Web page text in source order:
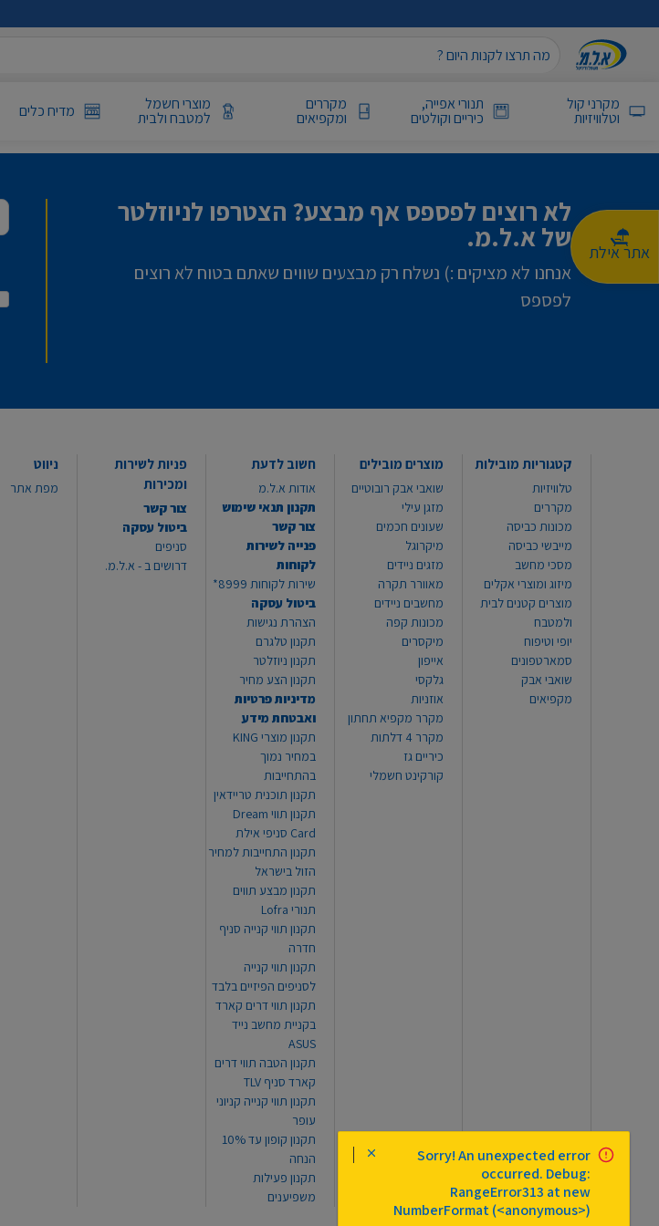
אתר אילת
מקרני קול
וטלוויזיות
תנורי אפייה,
כיריים וקולטים
מקררים
ומקפיאים
מוצרי חשמל
למטבח ולבית מדיח כלים
לא רוצים לפספס אף מבצע? הצטרפו לניוזלטר
של א.ל.מ.
אנחנו לא מציקים :) נשלח רק מבצעים שווים שאתם בטוח לא רוצים
לפספס
קטגוריות מובילות
טלוויזיות
מקררים
מכונות כביסה
מייבשי כביסה
מסכי מחשב
מיזוג ומוצרי אקלים
מוצרים קטנים לבית
ולמטבח
יופי וטיפוח
סמארטפונים
שואבי אבק
מקפיאים
מוצרים מובילים
שואבי אבק רובוטיים
מזגן עילי
שעונים חכמים
מיקרוגל
מזגים ניידים
מאוורר תקרה
מחשבים ניידים
מכונות קפה
מיקסרים
אייפון
גלקסי
אוזניות
מקרר מקפיא תחתון
מקרר 4 דלתות
כיריים גז
קורקינט חשמלי
חשוב לדעת
אודות א.ל.מ
תקנון תנאי שימוש
צור קשר
פנייה לשירות
לקוחות
שירות לקוחות 8999*
ביטול עסקה
הצהרת נגישות
תקנון טלגרם
תקנון ניוזלטר
תקנון הצע מחיר
מדיניות פרטיות
ואבטחת מידע
תקנון מוצרי KING
במחיר נמוך
בהתחייבות
תקנון תוכנית טריידאין
תקנון תווי Dream
Card סניפי אילת
תקנון התחייבות למחיר
הזול בישראל
תקנון מבצע תווים
תנורי Lofra
תקנון תווי קנייה סניף
חדרה
תקנון תווי קנייה
לסניפים הפיזיים בלבד
תקנון תווי דרים קארד
בקניית מחשב נייד
ASUS
תקנון הטבה תווי דרים
קארד סניף TLV
תקנון תווי קנייה קניוני
עופר
תקנון קופון עד 10%
הנחה
תקנון פעילות
משפיענים
פניות לשירות
ומכירות
צור קשר
ביטול עסקה
סניפים
דרושים ב - א.ל.מ.
ניווט
מפת אתר
Sorry! An unexpected error
occurred. Debug:
RangeError313 at new
NumberFormat (<anonymous>)